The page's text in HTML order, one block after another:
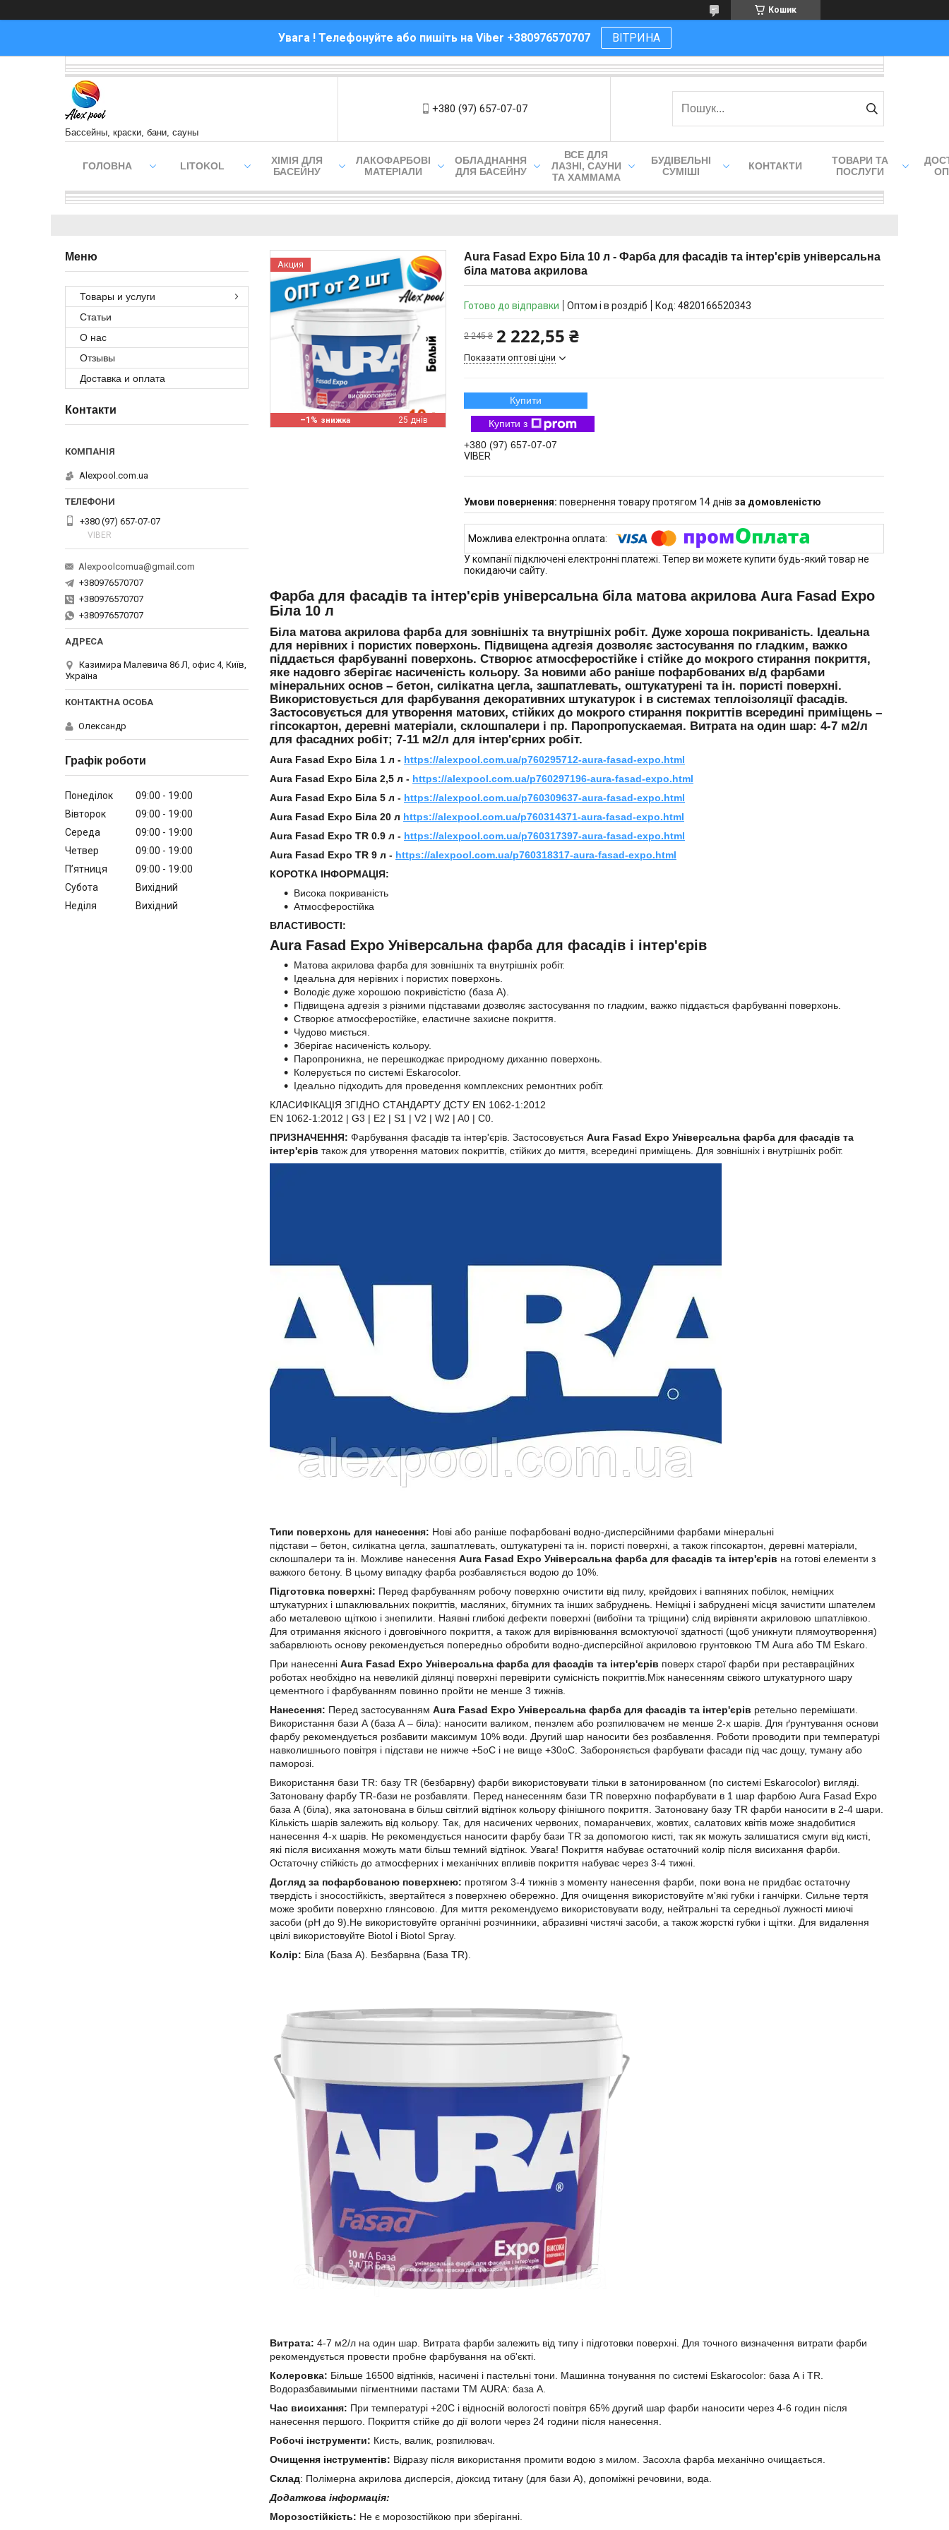
Кошик
Увага ! Телефонуйте або пишіть на Viber +380976570707 ВІТРИНА
Бассейны, краски, бани, сауны
+380 (97) 657-07-07
ГОЛОВНА LITOKOL
ХІМІЯ ДЛЯ
БАСЕЙНУ
ЛАКОФАРБОВІ
МАТЕРІАЛИ
ОБЛАДНАННЯ
ДЛЯ БАСЕЙНУ
ВСЕ ДЛЯ
ЛАЗНІ, САУНИ
ТА ХАММАМА
БУДІВЕЛЬНІ
СУМІШІ
КОНТАКТИ
ТОВАРИ ТА
ПОСЛУГИ
–1% 25 днів
Акция
Aura Fasad Expo Біла 10 л - Фарба для фасадів та інтер'єрів універсальна
біла матова акрилова
Готово до відправки Оптом і в роздріб Код: 4820166520343
2 245 ₴ 2 222,55 ₴
Показати оптові ціни
Купити
Купити з
+380 (97) 657-07-07
VIBER
повернення товару протягом 14 днів за домовленістю
У компанії підключені електронні платежі. Тепер ви можете купити будь-який товар не
покидаючи сайту.
Фарба для фасадів та інтер'єрів універсальна біла матова акрилова Aura Fasad Expo
Біла 10 л
Біла матова акрилова фарба для зовнішніх та внутрішніх робіт. Дуже хороша покриваність. Ідеальна
для нерівних і пористих поверхонь. Підвищена адгезія дозволяє застосування по гладким, важко
піддається фарбуванні поверхонь. Створює атмосферостійке і стійке до мокрого стирання покриття,
яке надовго зберігає насиченість кольору. За новими або раніше пофарбованих в/д фарбами
мінеральних основ – бетон, силікатна цегла, зашпатлевать, оштукатурені та ін. пористі поверхні.
Використовується для фарбування декоративних штукатурок і в системах теплоізоляції фасадів.
Застосовується для утворення матових, стійких до мокрого стирання покриттів всередині приміщень –
гіпсокартон, деревні матеріали, склошпалери і пр. Паропропускаемая. Витрата на один шар: 4-7 м2/л
для фасадних робіт; 7-11 м2/л для інтер'єрних робіт.
Aura Fasad Expo Біла 1 л - https://alexpool.com.ua/p760295712-aura-fasad-expo.html
Aura Fasad Expo Біла 2,5 л - https://alexpool.com.ua/p760297196-aura-fasad-expo.html
Aura Fasad Expo Біла 5 л - https://alexpool.com.ua/p760309637-aura-fasad-expo.html
Aura Fasad Expo Біла 20 л https://alexpool.com.ua/p760314371-aura-fasad-expo.html
Aura Fasad Expo TR 0.9 л - https://alexpool.com.ua/p760317397-aura-fasad-expo.html
Aura Fasad Expo TR 9 л - https://alexpool.com.ua/p760318317-aura-fasad-expo.html
КОРОТКА ІНФОРМАЦІЯ:
Висока покриваність
Атмосферостійка
ВЛАСТИВОСТІ:
Aura Fasad Expo Універсальна фарба для фасадів і інтер'єрів
Матова акрилова фарба для зовнішніх та внутрішніх робіт.
Ідеальна для нерівних і пористих поверхонь.
Володіє дуже хорошою покривістістю (база А).
Підвищена адгезія з різними підставами дозволяє застосування по гладким, важко піддається фарбуванні поверхонь.
Створює атмосферостійке, еластичне захисне покриття.
Чудово миється.
Зберігає насиченість кольору.
Паропроникна, не перешкоджає природному диханню поверхонь.
Колерується по системі Eskarocolor.
Ідеально підходить для проведення комплексних ремонтних робіт.
КЛАСИФІКАЦІЯ ЗГІДНО СТАНДАРТУ ДСТУ EN 1062-1:2012
EN 1062-1:2012 | G3 | E2 | S1 | V2 | W2 | A0 | С0.
ПРИЗНАЧЕННЯ: Фарбування фасадів та інтер'єрів. Застосовується Aura Fasad Expo Універсальна фарба для фасадів та
інтер'єрів також для утворення матових покриттів, стійких до миття, всередині приміщень. Для зовнішніх і внутрішніх робіт.
Типи поверхонь для нанесення: Нові або раніше пофарбовані водно-дисперсійними фарбами мінеральні
підстави – бетон, силікатна цегла, зашпатлевать, оштукатурені та ін. пористі поверхні, а також гіпсокартон, деревні матеріали,
склошпалери та ін. Можливе нанесення Aura Fasad Expo Універсальна фарба для фасадів та інтер'єрів на готові елементи з
важкого бетону. В цьому випадку фарба розбавляється водою до 10%.
Підготовка поверхні: Перед фарбуванням робочу поверхню очистити від пилу, крейдових і вапняних побілок, неміцних
штукатурних і шпаклювальних покриттів, масляних, бітумних та інших забруднень. Неміцні і забруднені місця зачистити шпателем
або металевою щіткою і знепилити. Наявні глибокі дефекти поверхні (вибоїни та тріщини) слід вирівняти акриловою шпатлівкою.
Для отримання якісного і довговічного покриття, а також для вирівнювання всмоктуючої здатності (щоб уникнути плямоутворення)
забарвлюють основу рекомендується попередньо обробити водно-дисперсійної акриловою грунтовкою ТМ Aura або ТМ Eskaro.
При нанесенні Aura Fasad Expo Універсальна фарба для фасадів та інтер'єрів поверх старої фарби при реставраційних
роботах необхідно на невеликій ділянці поверхні перевірити сумісність покриттів.Між нанесенням свіжого штукатурного шару
цементного і фарбуванням повинно пройти не менше 3 тижнів.
Нанесення: Перед застосуванням Aura Fasad Expo Універсальна фарба для фасадів та інтер'єрів ретельно перемішати.
Використання бази А (база А – біла): наносити валиком, пензлем або розпилювачем не менше 2-х шарів. Для ґрунтування основи
фарбу рекомендується розбавити максимум 10% води. Другий шар наносити без розбавлення. Роботи проводити при температурі
навколишнього повітря і підстави не нижче +5оС і не вище +30оС. Забороняється фарбувати фасади під час дощу, туману або
паморозі.
Використання бази TR: базу TR (безбарвну) фарби використовувати тільки в затонированном (по системі Eskarocolor) вигляді.
Затоновану фарбу TR-бази не розбавляти. Перед нанесенням бази TR поверхню пофарбувати в 1 шар фарбою Aura Fasad Expo
база А (біла), яка затонована в більш світлий відтінок кольору фінішного покриття. Затоновану базу TR фарби наносити в 2-4 шари.
Кількість шарів залежить від кольору. Так, для насичених червоних, помаранчевих, жовтих, салатових квітів може знадобитися
нанесення 4-х шарів. Не рекомендується наносити фарбу бази TR за допомогою кисті, так як можуть залишатися смуги від кисті,
які після висихання можуть мати більш темний відтінок. Увага! Покриття набуває остаточний колір після висихання фарби.
Остаточну стійкість до атмосферних і механічних впливів покриття набуває через 3-4 тижні.
Догляд за пофарбованою поверхнею: протягом 3-4 тижнів з моменту нанесення фарби, поки вона не придбає остаточну
твердість і зносостійкість, звертайтеся з поверхнею обережно. Для очищення використовуйте м'які губки і ганчірки. Сильне тертя
може зробити поверхню глянсовою. Для миття рекомендуємо використовувати воду, нейтральні та середньої лужності миючі
засоби (рН до 9).Не використовуйте органічні розчинники, абразивні чистячі засоби, а також жорсткі губки і щітки. Для видалення
цвілі використовуйте Biotol і Biotol Spray.
Колір: Біла (База А). Безбарвна (База TR).
Витрата: 4-7 м2/л на один шар. Витрата фарби залежить від типу і підготовки поверхні. Для точного визначення витрати фарби
рекомендується провести пробне фарбування на об'єкті.
Колеровка: Більше 16500 відтінків, насичені і пастельні тони. Машинна тонування по системі Eskarocolor: база А і TR.
Водоразбавимыми пігментними пастами ТМ AURA: база А.
Час висихання: При температурі +20C і відносній вологості повітря 65% другий шар фарби наносити через 4-6 годин після
нанесення першого. Покриття стійке до дії вологи через 24 години після нанесення.
Робочі інструменти: Кисть, валик, розпилювач.
Очищення інструментів: Відразу після використання промити водою з милом. Засохла фарба механічно очищається.
Склад: Полімерна акрилова дисперсія, діоксид титану (для бази А), допоміжні речовини, вода.
Додаткова інформація:
Морозостійкість: Не є морозостійкою при зберіганні.
Товары и услуги
Статьи
О нас
Отзывы
Доставка и оплата
Контакти
Alexpool.com.ua
+380 (97) 657-07-07
VIBER
Alexpoolcomua@gmail.com
+380976570707
+380976570707
+380976570707
Казимира Малевича 86 Л, офис 4, Київ,
Україна
Олександр
Графік роботи
Понеділок 09:00
19:00
Вівторок
09:00
19:00
Середа
09:00
19:00
Четвер
09:00
19:00
Пʼятниця
09:00
19:00
Субота
Вихідний
Неділя
Вихідний